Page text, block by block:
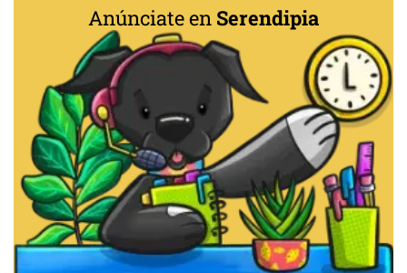
Anúnciate en Serendipia